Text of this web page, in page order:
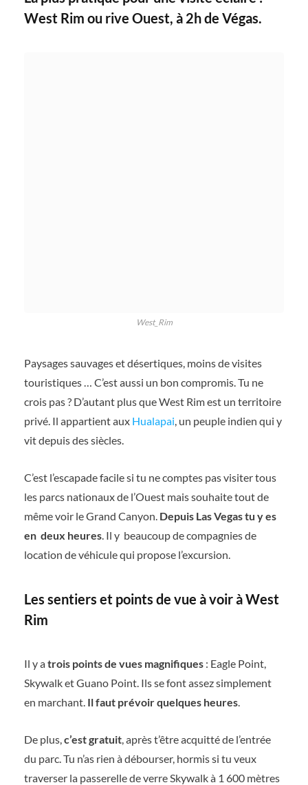
West Rim ou rive Ouest, à 2h de Végas.
West_Rim
Paysages sauvages et désertiques, moins de visites
touristiques … C’est aussi un bon compromis. Tu ne
crois pas ? D’autant plus que West Rim est un territoire
privé. Il appartient aux Hualapai , un peuple indien qui y
vit depuis des siècles.
C’est l’escapade facile si tu ne comptes pas visiter tous
les parcs nationaux de l’Ouest mais souhaite tout de
même voir le Grand Canyon. Depuis Las Vegas tu y es
en deux heures . Il y beaucoup de compagnies de
location de véhicule qui propose l’excursion.
Les sentiers et points de vue à voir à West
Rim
Il y atrois points de vues magnifiques : Eagle Point,
Skywalk et Guano Point. Ils se font assez simplement
en marchant. Il faut prévoir quelques heures
De plus, c’est gratuit , après t’être acquitté de l’entrée
du parc. Tu n’as rien à débourser, hormis si tu veux
traverser la passerelle de verre Skywalk à 1 600 mètres